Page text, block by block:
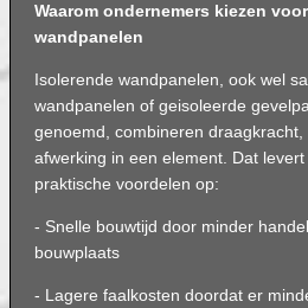
Waarom ondernemers kiezen voor
wandpanelen
Isolerende wandpanelen, ook wel
wandpanelen of geisoleerde
genoemd, combineren draagkracht,
afwerking in een element. Dat
praktische voordelen op:
- Snelle bouwtijd door minder
bouwplaats
- Lagere faalkosten doordat er